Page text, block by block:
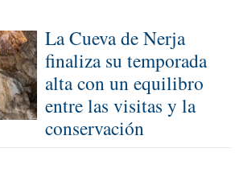
La Cueva de Nerja
finaliza su temporada
alta con un equilibro
entre las visitas y la
conservación